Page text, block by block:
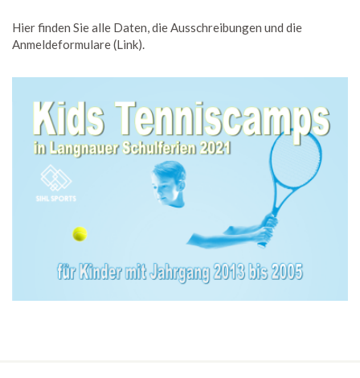
Hier finden Sie alle Daten, die Ausschreibungen und die
Anmeldeformulare (Link).